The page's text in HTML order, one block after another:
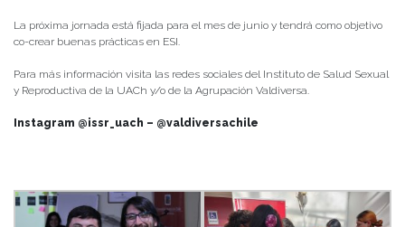
La próxima jornada está fijada para el mes de junio y tendrá como objetivo
co-crear buenas prácticas en ESI.
Para más información visita las redes sociales del Instituto de Salud Sexual
y Reproductiva de la UACh y/o de la Agrupación Valdiversa.
Instagram @issr_uach – @valdiversachile